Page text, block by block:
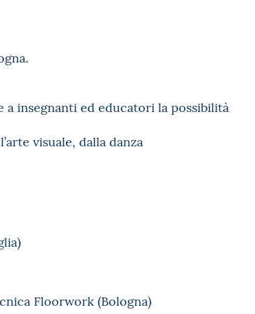
insegnanti ed educatori la possibilità
visuale, dalla danza
Floorwork (Bologna)